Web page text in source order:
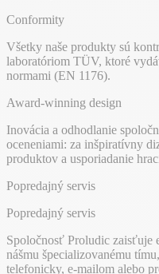
Conformity
Všetky naše produkty sú
laboratóriom TÜV, ktoré
normami (EN 1176).
Award-winning design
Inovácia a odhodlanie
oceneniami: za inšpiratívny
produktov a usporiadanie
Popredajný servis
Popredajný servis
Spoločnosť Proludic zaisťuje
nášmu špecializovanému
telefonicky, e-mailom alebo